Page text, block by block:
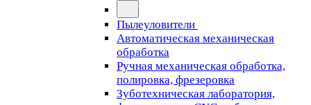
Пылеуловители
Автоматическая механическая
обработка
Ручная механическая обработка,
полировка, фрезеровка
Зуботехническая лаборатория,